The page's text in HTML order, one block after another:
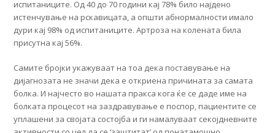
испитаниците. Од 40 до 70 години кај 78% било најдено
истенчување на рскавицата, а општи абнормалности имало
дури кај 98% од испитаниците. Артроза на колената била
присутна кај 56%.
Самите бројки укажуваат на тоа дека поставување на
дијагнозата не значи дека е откриена причината за самата
болка. И најчесто во нашата пракса кога ќе се даде име на
болката процесот на заздравување е поспор, пациентите се
уплашени за својата состојба и ги намалуваат секојдневните